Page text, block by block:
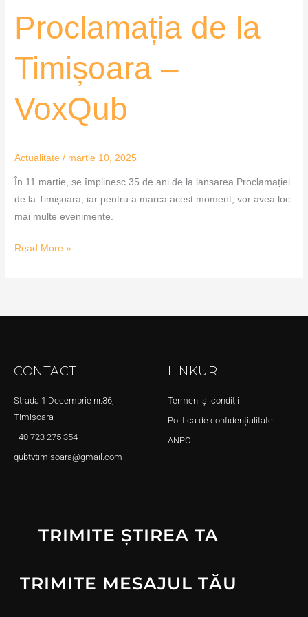
Proclamația de la
Timișoara –
VoxQub
Actualitate / martie 10, 2025
În 11 martie, se împlinesc 35 de ani de la lansarea Proclamației
de la Timișoara, iar pentru a marca acest moment, vor avea loc
mai multe evenimente.
Read More »
CONTACT
Strada 1 Decembrie nr.36,
Timișoara
+40 723 275 354
qubtvtimisoara@gmail.com
LINKURI
Termeni și condiții
Politica de confidențialitate
ANPC
TRIMITE ȘTIREA TA
TRIMITE MESAJUL TĂU